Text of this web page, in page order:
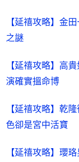
【延禧攻略】金
之謎​
【延禧攻略】高
演確實搵命博
【延禧攻略】乾
色卻是宮中活寶
【延禧攻略】瓔